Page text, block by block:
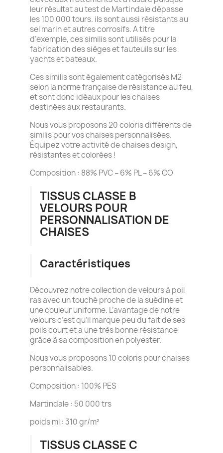
leur résultat au test de Martindale dépasse
les 100 000 tours. ils sont aussi résistants au
sel marin et autres corrosifs. A titre
d’exemple, ces similis sont utilisés pour la
fabrication des sièges et fauteuils sur les
yachts et bateaux.
Ces similis sont également catégorisés M2
selon la norme française de résistance au feu,
et sont donc idéaux pour les chaises
destinées aux restaurants.
Nous vous proposons 20 coloris différents de
similis pour vos chaises personnalisées.
Équipez votre activité de chaises design,
résistantes et colorées !
Composition : 88% PVC – 6% PL – 6% CO
TISSUS CLASSE B
VELOURS POUR
PERSONNALISATION DE
CHAISES
Caractéristiques
Découvrez notre collection de velours à poil
ras avec un touché proche de la suédine et
une couleur uniforme. L’avantage de notre
velours c’est qu’il marque peu du fait de ses
poils court et a une très bonne résistance
grâce à sa composition en polyester.
Nous vous proposons 10 coloris pour chaises
personnalisables.
Composition : 100% PES
Martindale : 50 000 trs
poids ml : 310 gr/m²
TISSUS CLASSE C